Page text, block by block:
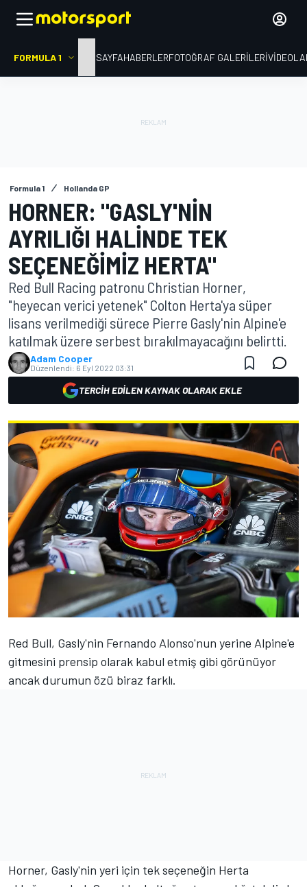
FORMULA 1 ANA SAYFAHABERLERFOTOĞRAF GALERILERI
Formula 1 Hollanda GP
HORNER: "GASLY'NIN
AYRILIĞI HALINDE TEK
SEÇENEĞIMIZ HERTA"
Red Bull Racing patronu Christian Horner,
"heyecan verici yetenek" Colton Herta'ya süper
lisans verilmediği sürece Pierre Gasly'nin Alpine'e
katılmak üzere serbest bırakılmayacağını belirtti.
Adam Cooper
Düzenlendi: 6 Eyl 2022 03:31
TERCIH EDILEN KAYNAK OLARAK EKLE
Red Bull, Gasly'nin Fernando Alonso'nun yerine Alpine'e
gitmesini prensip olarak kabul etmiş gibi görünüyor
ancak durumun özü biraz farklı.
Horner, Gasly'nin yeri için tek seçeneğin Herta